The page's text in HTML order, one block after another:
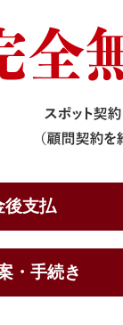
後支払
・手続き